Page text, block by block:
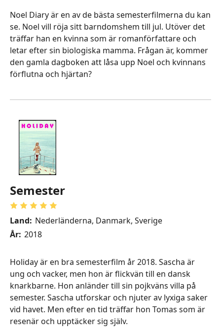
Noel Diary är en av de bästa semesterfilmerna du kan
se. Noel vill röja sitt barndomshem till jul. Utöver det
träffar han en kvinna som är romanförfattare och
letar efter sin biologiska mamma. Frågan är, kommer
den gamla dagboken att låsa upp Noel och kvinnans
förflutna och hjärtan?
Semester
Land: Nederländerna, Danmark, Sverige
År: 2018
Holiday är en bra semesterfilm år 2018. Sascha är
ung och vacker, men hon är flickvän till en dansk
knarkbarne. Hon anländer till sin pojkväns villa på
semester. Sascha utforskar och njuter av lyxiga saker
vid havet. Men efter en tid träffar hon Tomas som är
resenär och upptäcker sig själv.